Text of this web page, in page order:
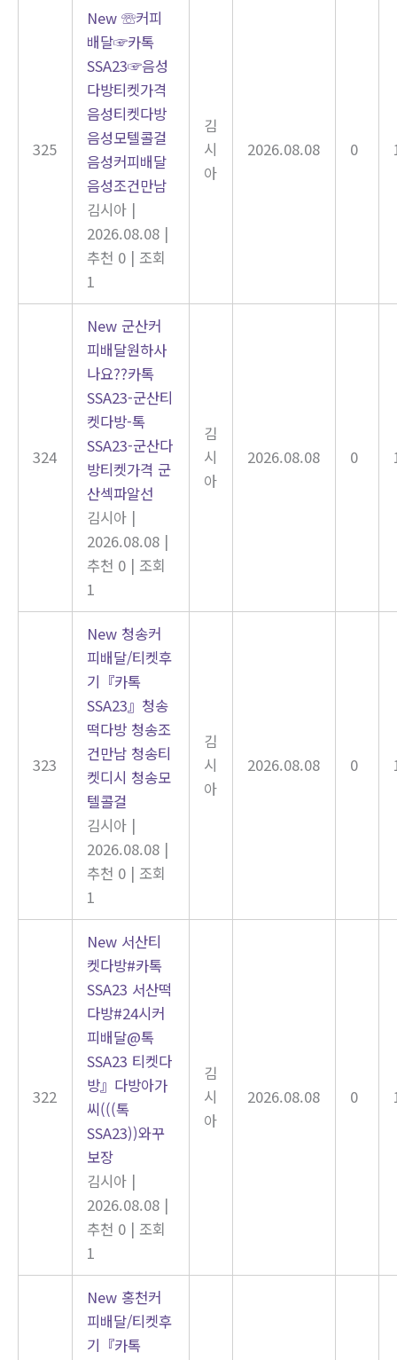
325
New ☏커피
배달☞카톡
SSA23☞음성
다방티켓가격
음성티켓다방
음성모텔콜걸
음성커피배달
음성조건만남
김시아 |
2026.08.08 |
추천 0 | 조회
1
김
시
아
2026.08.08 0
324
New 군산커
피배달원하사
나요??카톡
SSA23-군산티
켓다방-톡
SSA23-군산다
방티켓가격 군
산섹파알선
김시아 |
2026.08.08 |
추천 0 | 조회
1
김
시
아
2026.08.08 0
323
New 청송커
피배달/티켓후
기『카톡
SSA23』청송
떡다방 청송조
건만남 청송티
켓디시 청송모
텔콜걸
김시아 |
2026.08.08 |
추천 0 | 조회
1
김
시
아
2026.08.08 0
322
New 서산티
켓다방#카톡
SSA23 서산떡
다방#24시커
피배달@톡
SSA23 티켓다
방』다방아가
씨(((톡
SSA23))와꾸
보장
김시아 |
2026.08.08 |
추천 0 | 조회
1
김
시
아
2026.08.08 0
New 홍천커
피배달/티켓후
기『카톡